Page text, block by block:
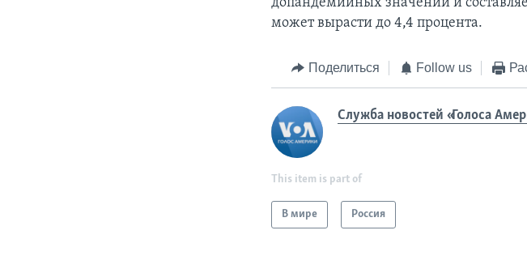
может вырасти до 4,4 процента.
Поделиться Follow us
Служба новостей «Голоса
This item is part of
В мире Россия